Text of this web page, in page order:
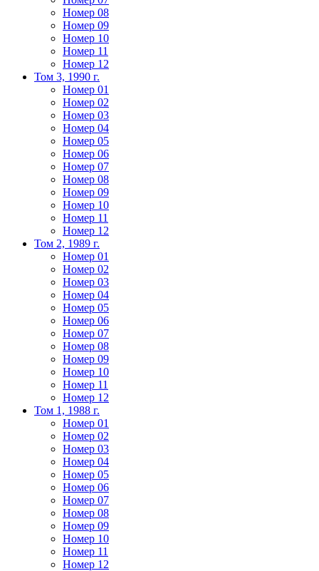
Номер 08
Номер 09
Номер 10
Номер 11
Номер 12
Том 3, 1990 г.
Номер 01
Номер 02
Номер 03
Номер 04
Номер 05
Номер 06
Номер 07
Номер 08
Номер 09
Номер 10
Номер 11
Номер 12
Том 2, 1989 г.
Номер 01
Номер 02
Номер 03
Номер 04
Номер 05
Номер 06
Номер 07
Номер 08
Номер 09
Номер 10
Номер 11
Номер 12
Том 1, 1988 г.
Номер 01
Номер 02
Номер 03
Номер 04
Номер 05
Номер 06
Номер 07
Номер 08
Номер 09
Номер 10
Номер 11
Номер 12